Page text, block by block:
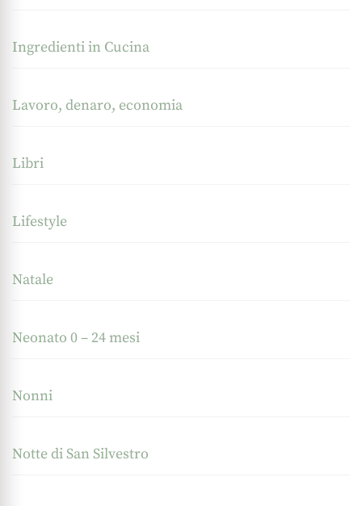
Ingredienti in Cucina
Lavoro, denaro, economia
Libri
Lifestyle
Natale
Neonato 0 – 24 mesi
Nonni
Notte di San Silvestro